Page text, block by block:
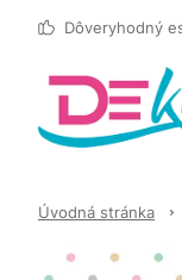
Dôveryhodný
Úvodná stránka